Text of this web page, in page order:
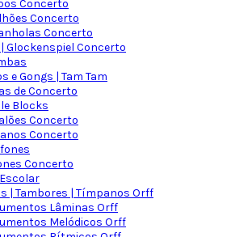
Concerto
Concerto
Concerto
Glockenspiel Concerto
e Gongs | Tam Tam
de Concerto
Blocks
Concerto
Concerto
Concerto
| Tambores | Tímpanos Orff
Lâminas Orff
Melódicos Orff